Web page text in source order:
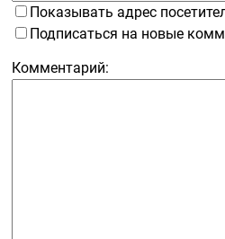
Показывать адрес
Подписаться на новые
Комментарий: